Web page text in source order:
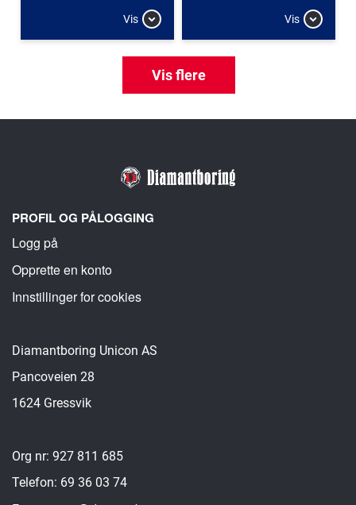
Vis Vis
Vis flere
PROFIL OG PÅLOGGING
Logg på
Opprette en konto
Innstillinger for cookies
Diamantboring Unicon AS
Pancoveien 28
1624 Gressvik
Org nr: 927 811 685
Telefon: 69 36 03 74